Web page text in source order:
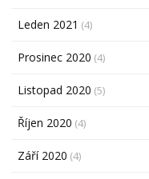
Leden 2021 (4)
Prosinec 2020 (4)
Listopad 2020 (5)
Říjen 2020 (4)
Září 2020 (4)